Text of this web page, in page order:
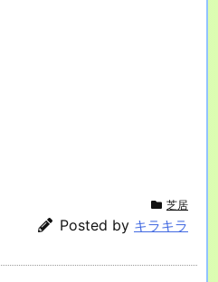
芝居
Posted by キラキラ